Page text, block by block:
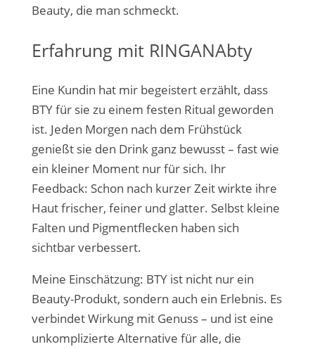
Beauty, die man schmeckt.
Erfahrung mit RINGANAbty
Eine Kundin hat mir begeistert erzählt, dass
BTY für sie zu einem festen Ritual geworden
ist. Jeden Morgen nach dem Frühstück
genießt sie den Drink ganz bewusst – fast wie
ein kleiner Moment nur für sich. Ihr
Feedback: Schon nach kurzer Zeit wirkte ihre
Haut frischer, feiner und glatter. Selbst kleine
Falten und Pigmentflecken haben sich
sichtbar verbessert.
Meine Einschätzung: BTY ist nicht nur ein
Beauty-Produkt, sondern auch ein Erlebnis. Es
verbindet Wirkung mit Genuss – und ist eine
unkomplizierte Alternative für alle, die